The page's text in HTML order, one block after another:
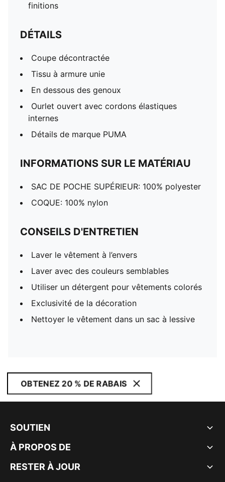
finitions
DÉTAILS
Coupe décontractée
Tissu à armure unie
En dessous des genoux
Ourlet ouvert avec cordons élastiques
internes
Détails de marque PUMA
INFORMATIONS SUR LE MATÉRIAU
SAC DE POCHE SUPÉRIEUR: 100% polyester
COQUE: 100% nylon
CONSEILS D'ENTRETIEN
Laver le vêtement à l’envers
Laver avec des couleurs semblables
Utiliser un détergent pour vêtements colorés
Exclusivité de la décoration
Nettoyer le vêtement dans un sac à lessive
OBTENEZ 20 % DE RABAIS
SOUTIEN
À PROPOS DE
RESTER À JOUR